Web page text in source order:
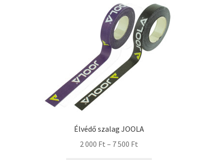
Élvédő szalag JOOLA
2 000 Ft – 7 500 Ft